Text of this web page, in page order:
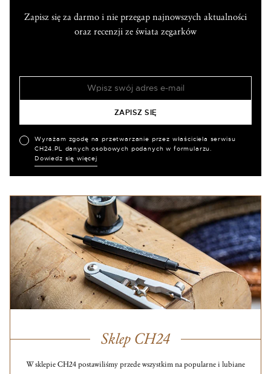
Zapisz się za darmo i nie przegap najnowszych aktualności
oraz recenzji ze świata zegarków
Wyrażam zgodę na przetwarzanie przez właściciela serwisu
CH24.PL danych osobowych podanych w formularzu.
Dowiedz się więcej
Sklep CH24
W sklepie CH24 postawiliśmy przede wszystkim na popularne i lubiane